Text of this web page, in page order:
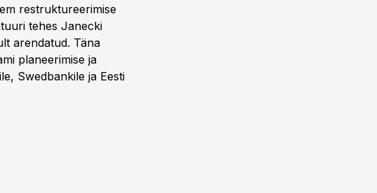
restruktureerimise
tehes Janecki
arendatud. Täna
planeerimise ja
Swedbankile ja Eesti